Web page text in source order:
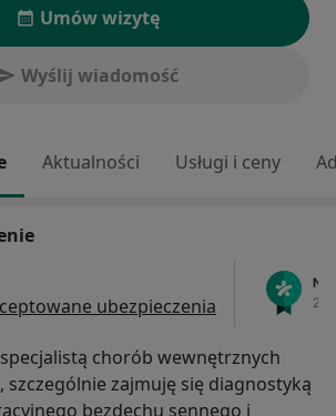
Umów wizytę
Wyślij wiadomość
Aktualności Usługi i ceny
ubezpieczenia
chorób wewnętrznych
szczególnie zajmuję się diagnostyką
bezdechu sennego i